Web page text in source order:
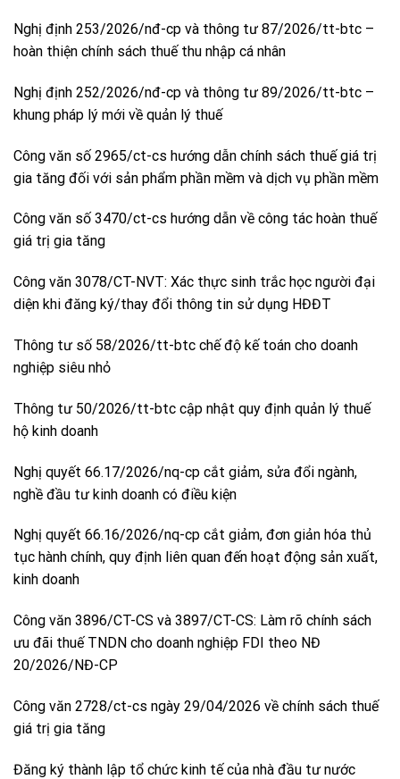
Nghị định 253/2026/nđ-cp và thông tư 87/2026/tt-btc –
hoàn thiện chính sách thuế thu nhập cá nhân
Nghị định 252/2026/nđ-cp và thông tư 89/2026/tt-btc –
khung pháp lý mới về quản lý thuế
Công văn số 2965/ct-cs hướng dẫn chính sách thuế giá trị
gia tăng đối với sản phẩm phần mềm và dịch vụ phần mềm
Công văn số 3470/ct-cs hướng dẫn về công tác hoàn thuế
giá trị gia tăng
Công văn 3078/CT-NVT: Xác thực sinh trắc học người đại
diện khi đăng ký/thay đổi thông tin sử dụng HĐĐT
Thông tư số 58/2026/tt-btc chế độ kế toán cho doanh
nghiệp siêu nhỏ
Thông tư 50/2026/tt-btc cập nhật quy định quản lý thuế
hộ kinh doanh
Nghị quyết 66.17/2026/nq-cp cắt giảm, sửa đổi ngành,
nghề đầu tư kinh doanh có điều kiện
Nghị quyết 66.16/2026/nq-cp cắt giảm, đơn giản hóa thủ
tục hành chính, quy định liên quan đến hoạt động sản xuất,
kinh doanh
Công văn 3896/CT-CS và 3897/CT-CS: Làm rõ chính sách
ưu đãi thuế TNDN cho doanh nghiệp FDI theo NĐ
20/2026/NĐ-CP
Công văn 2728/ct-cs ngày 29/04/2026 về chính sách thuế
giá trị gia tăng
Đăng ký thành lập tổ chức kinh tế của nhà đầu tư nước